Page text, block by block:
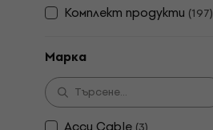
Комплект продукти (197)
Марка